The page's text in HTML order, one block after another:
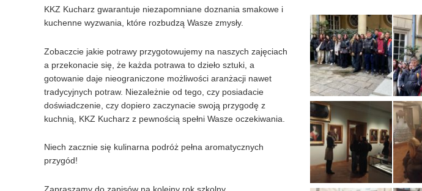
KKZ Kucharz gwarantuje niezapomniane doznania smakowe i
kuchenne wyzwania, które rozbudzą Wasze zmysły.
Zobaczcie jakie potrawy przygotowujemy na naszych zajęciach
a przekonacie się, że każda potrawa to dzieło sztuki, a
gotowanie daje nieograniczone możliwości aranżacji nawet
tradycyjnych potraw. Niezależnie od tego, czy posiadacie
doświadczenie, czy dopiero zaczynacie swoją przygodę z
kuchnią, KKZ Kucharz z pewnością spełni Wasze oczekiwania.
Niech zacznie się kulinarna podróż pełna aromatycznych
przygód!
Zapraszamy do zapisów na kolejny rok szkolny.